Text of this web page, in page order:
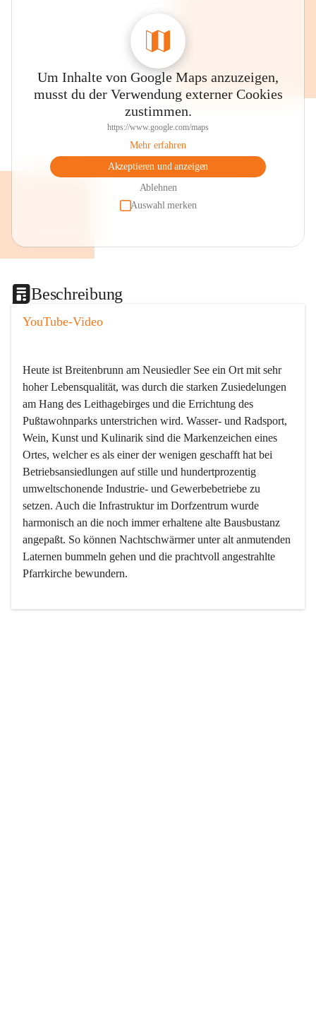
Um Inhalte von Google Maps anzuzeigen,
musst du der Verwendung externer Cookies
zustimmen.
https://www.google.com/maps
Mehr erfahren
Akzeptieren und anzeigen
Ablehnen
Auswahl merken
Beschreibung
YouTube-Video
Heute ist Breitenbrunn am Neusiedler See ein Ort mit sehr
hoher Lebensqualität, was durch die starken Zusiedelungen
am Hang des Leithagebirges und die Errichtung des
Pußtawohnparks unterstrichen wird. Wasser- und Radsport,
Wein, Kunst und Kulinarik sind die Markenzeichen eines
Ortes, welcher es als einer der wenigen geschafft hat bei
Betriebsansiedlungen auf stille und hundertprozentig
umweltschonende Industrie- und Gewerbebetriebe zu
setzen. Auch die Infrastruktur im Dorfzentrum wurde
harmonisch an die noch immer erhaltene alte Bausbustanz
angepaßt. So können Nachtschwärmer unter alt anmutenden
Laternen bummeln gehen und die prachtvoll angestrahlte
Pfarrkirche bewundern.
Der Weinbau dominert heute nicht mehr, ist aber integrativer